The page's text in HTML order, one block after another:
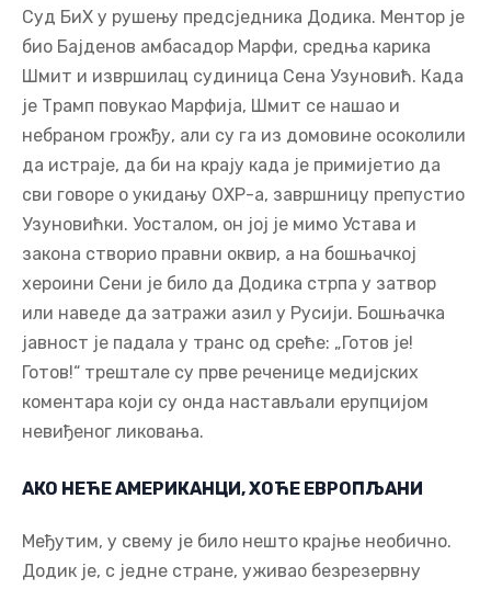
Суд БиХ у рушењу предсједника Додика. Ментор је
био Бајденов амбасадор Марфи, средња карика
Шмит и извршилац судиница Сена Узуновић. Када
је Трамп повукао Марфија, Шмит се нашао и
небраном грожђу, али су га из домовине осоколили
да истраје, да би на крају када је примијетио да
сви говоре о укидању ОХР-а, завршницу препустио
Узуновићки. Уосталом, он јој је мимо Устава и
закона створио правни оквир, а на бошњачкој
хероини Сени је било да Додика стрпа у затвор
или наведе да затражи азил у Русији. Бошњачка
јавност је падала у транс од среће: „Готов је!
Готов!“ трештале су прве реченице медијских
коментара који су онда настављали ерупцијом
невиђеног ликовања.
АКО НЕЋЕ АМЕРИКАНЦИ, ХОЋЕ ЕВРОПЉАНИ
Међутим, у свему је било нешто крајње необично.
Додик је, с једне стране, уживао безрезервну